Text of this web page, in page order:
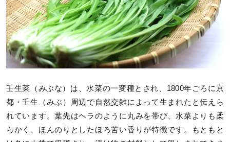
壬生菜（みぶな）は、水菜の一変種とされ、1800年ごろに京
都・壬生（みぶ）周辺で自然交雑によって生まれたと伝えら
れています。葉先はヘラのように丸みを帯び、水菜よりも柔
らかく、ほんのりとしたほろ苦い香りが特徴です。もともと